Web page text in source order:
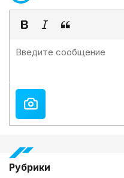
Рубрики